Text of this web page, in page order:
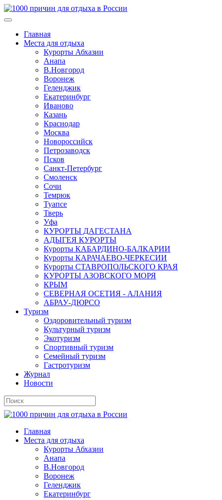
Главная
Места для отдыха
Курорты Абхазии
Анапа
В.Новгород
Воронеж
Геленджик
Екатеринбург
Иваново
Казань
Краснодар
Москва
Новороссийск
Петрозаводск
Псков
Санкт-Петербург
Смоленск
Сочи
Темрюк
Туапсе
Тверь
Уфа
КУРОРТЫ ДАГЕСТАНА
АДЫГЕЯ КУРОРТЫ
Курорты КАБАРДИНО-БАЛКАРИИ
Курорты КАРАЧАЕВО-ЧЕРКЕСИИ
Курорты СТАВРОПОЛЬСКОГО КРАЯ
КУРОРТЫ АЗОВСКОГО МОРЯ
КРЫМ
СЕВЕРНАЯ ОСЕТИЯ - АЛАНИЯ
АБРАУ-ДЮРСО
Туризм
Оздоровительный туризм
Культурный туризм
Экотуризм
Спортивный туризм
Семейный туризм
Гастротуризм
Журнал
Новости
Главная
Места для отдыха
Курорты Абхазии
Анапа
В.Новгород
Воронеж
Геленджик
Екатеринбург